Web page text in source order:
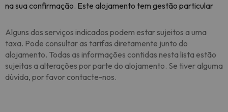
na sua confirmação. Este alojamento tem gestão particular
Alguns dos serviços indicados podem estar sujeitos a uma
taxa. Pode consultar as tarifas diretamente junto do
alojamento. Todas as informações contidas nesta lista estão
sujeitas a alterações por parte do alojamento. Se tiver alguma
dúvida, por favor contacte-nos.